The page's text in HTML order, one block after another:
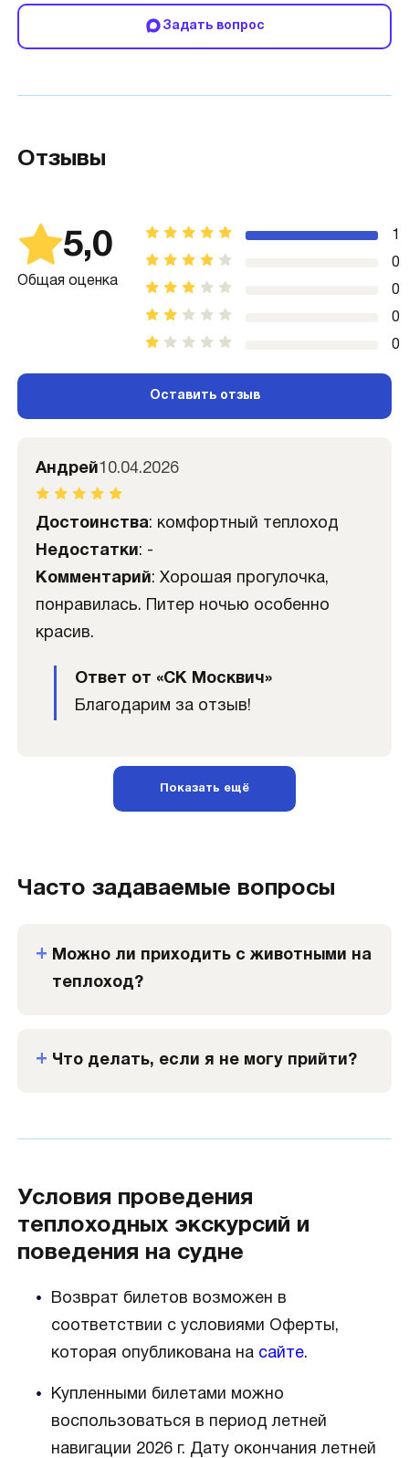
Задать вопрос
Отзывы
5,0
Общая оценка
1
0
0
0
0
Оставить отзыв
Андрей10.04.2026
Достоинства: комфортный теплоход
Недостатки: -
Комментарий: Хорошая прогулочка,
понравилась. Питер ночью особенно
красив.
Ответ от «СК Москвич»
Благодарим за отзыв!
Показать ещё
Часто задаваемые вопросы
Можно ли приходить с животными на
теплоход?
Что делать, если я не могу прийти?
Условия проведения
теплоходных экскурсий и
поведения на судне
Возврат билетов возможен в
соответствии с условиями Оферты,
которая опубликована на сайте.
Купленными билетами можно
воспользоваться в период летней
навигации 2026 г. Дату окончания летней